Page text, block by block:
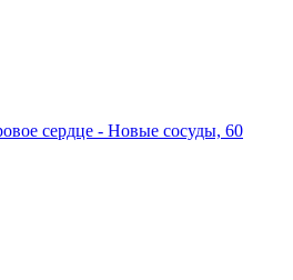
сердце - Новые сосуды, 60